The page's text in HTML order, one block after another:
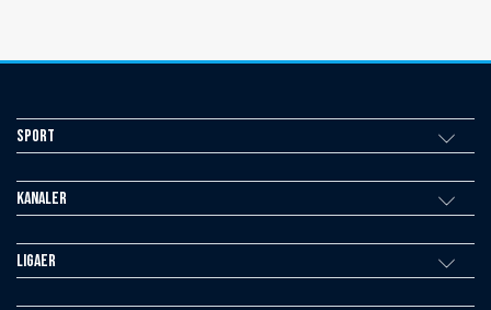
Sport
Kanaler
Ligaer